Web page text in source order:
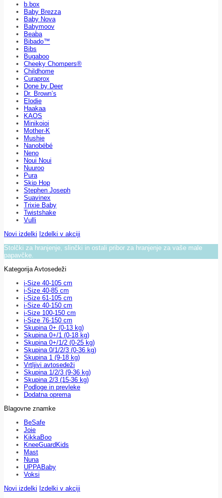
b.box
Baby Brezza
Baby Nova
Babymoov
Beaba
Bibado™
Bibs
Bugaboo
Cheeky Chompers®
Childhome
Curaprox
Done by Deer
Dr. Brown’s
Elodie
Haakaa
KAOS
Minikoioi
Mother-K
Mushie
Nanobébé
Neno
Noui Noui
Nuuroo
Pura
Skip Hop
Stephen Joseph
Suavinex
Trixie Baby
Twistshake
Vulli
Novi izdelki Izdelki v akciji
Stolčki za hranjenje, slinčki in ostali pribor za hranjenje za vaše male
papavčke.
Kategorija Avtosedeži
i-Size 40-105 cm
i-Size 40-85 cm
i-Size 61-105 cm
i-Size 40-150 cm
i-Size 100-150 cm
i-Size 76-150 cm
Skupina 0+ (0-13 kg)
Skupina 0+/1 (0-18 kg)
Skupina 0+/1/2 (0-25 kg)
Skupina 0/1/2/3 (0-36 kg)
Skupina 1 (9-18 kg)
Vrtljivi avtosedeži
Skupina 1/2/3 (9-36 kg)
Skupina 2/3 (15-36 kg)
Podloge in prevleke
Dodatna oprema
Blagovne znamke
BeSafe
Joie
KikkaBoo
KneeGuardKids
Mast
Nuna
UPPABaby
Voksi
Novi izdelki Izdelki v akciji